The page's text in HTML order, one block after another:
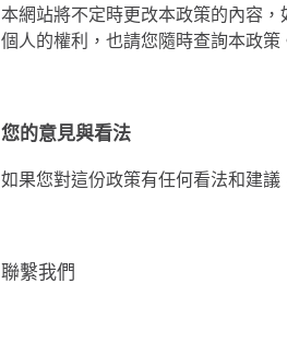
本網站將不定時更改本政策的內容
個人的權利，也請您隨時查詢本政策
您的意見與看法
如果您對這份政策有任何看法和建
聯繫我們